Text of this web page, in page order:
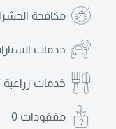
مكافحة
خدمات
خدمات زراعية
مفقودات 0